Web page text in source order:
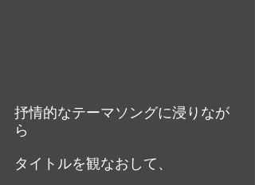
抒情的なテーマソングに浸りなが
ら
タイトルを観なおして、